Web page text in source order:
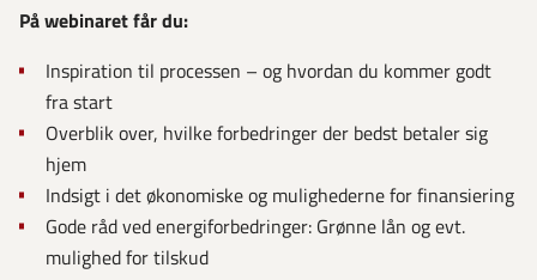
På webinaret får du:
Inspiration til processen – og hvordan du kommer godt
fra start
Overblik over, hvilke forbedringer der bedst betaler sig
hjem
Indsigt i det økonomiske og mulighederne for finansiering
Gode råd ved energiforbedringer: Grønne lån og evt.
mulighed for tilskud